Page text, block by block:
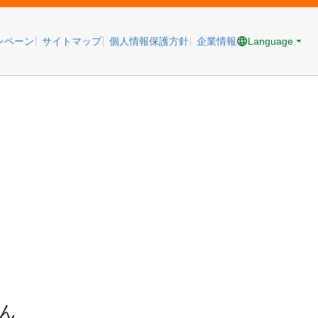
ペーン サイトマップ 個人情報保護方針 企業情報 Language